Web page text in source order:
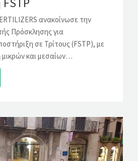
ανακοίνωσε την
Πρόσκλησης για
σε Τρίτους (FSTP), με
και μεσαίων…